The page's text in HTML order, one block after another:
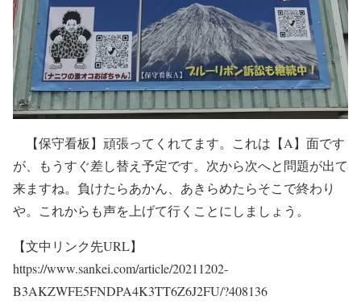
【保守看板】頑張ってくれてます。これは【A】面です
が、もうすぐ差し替え予定です。次から次へと問題が出て
来ますね。負けたらあかん、あきらめたらそこで終わり
や。これからも声を上げて行くことにしましょう。
【文中リンク先URL】
https://www.sankei.com/article/20211202-
B3AKZWFE5FNDPA4K3TT6Z6J2FU/?408136